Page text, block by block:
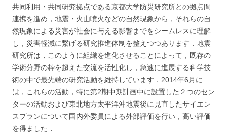
共同利用・共同研究拠点である京都大学防災研究所との拠点間
連携を進め，地震・火山噴火などの自然現象から，それらの自
然現象による災害が社会に与える影響までをシームレスに理解
し，災害軽減に繋げる研究推進体制を整えつつあります．地震
研究所は，このように組織を進化させることによって，既存の
学術分野の枠を超えた交流を活性化し，急速に進展する科学技
術の中で最先端の研究活動を維持しています．2014年6月に
は，これらの活動，特に第2期中期計画中に設置した２つのセン
ターの活動および東北地方太平洋沖地震後に見直したサイエン
スプランについて国内外委員による外部評価を行い，高い評価
を得ました．